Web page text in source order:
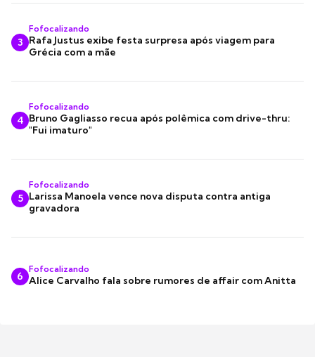
3
Fofocalizando
Rafa Justus exibe festa surpresa após viagem para
Grécia com a mãe
4
Fofocalizando
Bruno Gagliasso recua após polêmica com drive-thru:
"Fui imaturo"
5
Fofocalizando
Larissa Manoela vence nova disputa contra antiga
gravadora
6
Fofocalizando
Alice Carvalho fala sobre rumores de affair com Anitta